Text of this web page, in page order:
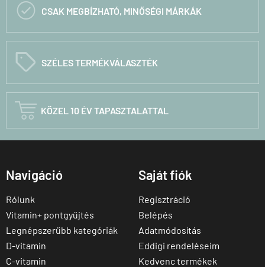
 CSAK MEGBÍZHATÓ, MINŐSÉGI MÁRKÁK
C SZÉLES TERMÉKVÁLASZTÉK
 KÖZEL 10 ÉV TAPASZTALATTAL
Navigáció
Rólunk
Vitamin+ pontgyűjtés
Legnépszerűbb kategóriák
D-vitamin
C-vitamin
Saját fiók
Regisztráció
Belépés
Adatmódosítás
Eddigi rendeléseim
Kedvenc termékek